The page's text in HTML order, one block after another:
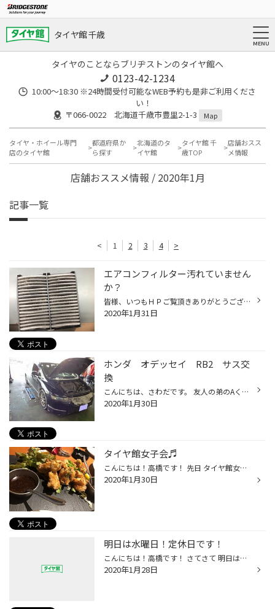
タイヤ館 千歳
タイヤのことならブリヂストンのタイヤ館へ
0123-42-1234
10:00～18:30 ※24時間受付可能なWEB予約も是非ご利用くださ
い！
〒066-0022 北海道千歳市豊里2-1-3
Map
タイヤ・ホイール専門
店のタイヤ館
都道府県か
ら探す
北海道のタ
イヤ館
タイヤ館 千
歳TOP
店舗おスス
メ情報
店舗おススメ情報 / 2020年1月
記事一覧
< 1 2 3 4 >
エアコンフィルター汚れていません
か？
皆様、いつもＨＰご覧頂きありがとうございます！！ 今日の千歳は、嵐のような風が吹き荒れています！！(>_<) 外にいると、震えが止まらないほど 寒く感じます・・・(*_*) 先日、苫小牧にｵｰﾌﾟﾝした 高級食パンの銀座にしかわに 行ってみました(^.^) うわさ通り、耳までやわらかく、 中はふわふわで...
2020年1月31日
ホンダ オデッセイ RB2 サス交
換
こんにちは、さわだです。 友人の弟のAくんのオデッセイが 「内減りがひどいんです」とのお悩みでした。 実際に車を見せてもらったら車高が低くキャンバー角が目視でもわかるくらいついてました。。。 オデッセイは車高を下げれば下げるほどキャンバーがきつくなってくるので キャンバーを調整する...
2020年1月30日
タイヤ館女子会♬
こんにちは！高橋です！ 先日 タイヤ館女子会がありまして… もつ鍋＆水たき を食べに行って来ました～！ （お鍋だけの写真なかった…） そのあとにナッツカフェで たくさんのおつまみと共に２次会♬＾－＾ 昼間から美味しい鍋と一緒にお酒飲めて 本当に幸せでした～！♬ 来月も女子会に参加させてもら...
2020年1月30日
明日は水曜日！定休日です！
こんにちは！高橋です！ さてさて 明日は水曜日なので 定休日になります！！ 高橋 この日を待ちわびておりました… 冬タイヤへのタイヤ交換ラッシュが始まる前に 西野店の千葉さんと 落ち着いたら２人でご飯行こうね～！と話していて やっと！明日いける事になって 高橋 絶賛ワクワク中でございます(...
2020年1月28日